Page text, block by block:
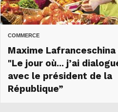
COMMERCE
Maxime Lafranceschina
"Le jour où... j’ai
avec le président de la
République”